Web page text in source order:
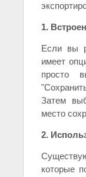
1.
Если вы
имеет
просто
Затем
место
2.
которые